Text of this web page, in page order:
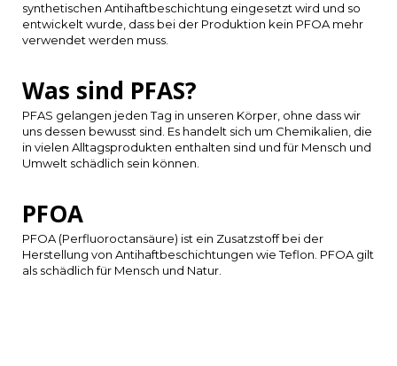
THB
CZK
ECS
synthetischen Antihaftbeschichtung eingesetzt wird und so
entwickelt wurde, dass bei der Produktion kein PFOA mehr
verwendet werden muss.
Was sind PFAS?
PFAS gelangen jeden Tag in unseren Körper, ohne dass wir
uns dessen bewusst sind. Es handelt sich um Chemikalien, die
in vielen Alltagsprodukten enthalten sind und für Mensch und
Umwelt schädlich sein können.
PFOA
PFOA (Perfluoroctansäure) ist ein Zusatzstoff bei der
Herstellung von Antihaftbeschichtungen wie Teflon. PFOA gilt
als schädlich für Mensch und Natur.